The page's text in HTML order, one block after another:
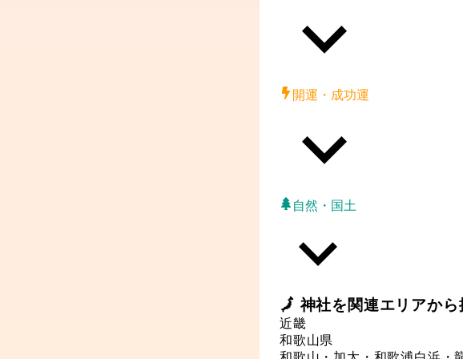
開運・成功運
自然・国土
🗾神社を関連エリアから
近畿
和歌山県